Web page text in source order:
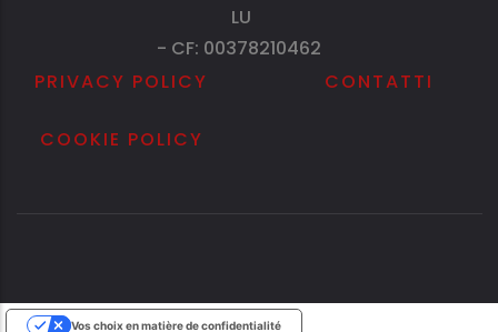
LU
- CF: 00378210462
PRIVACY POLICY
COOKIE POLICY
CONTATTI
Vos choix en matière de confidentialité